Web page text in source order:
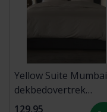
Yellow Suite Mumbai
dekbedovertrek
240x200/220 Dollar
129,95